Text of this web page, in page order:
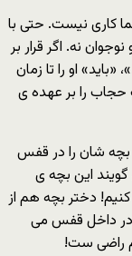
کارى نیست. حتى با
نه. اگر قرار بر
او را تا زمان
حجاب را بر عهده ى
بچه شان را در قفس
گویند این بچه ى
دختر بچه هم از
در داخل قفس مى
راضى ست!